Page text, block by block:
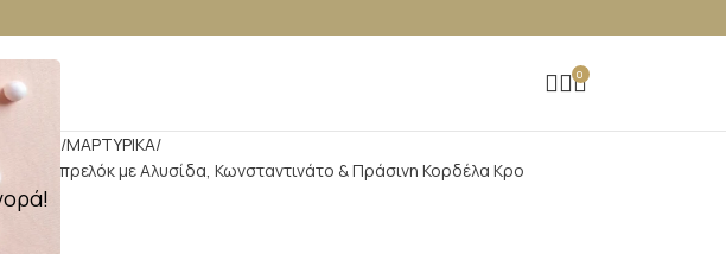
0
ΜΑΡΤΥΡΙΚΑ
Μπρελόκ με Αλυσίδα, Κωνσταντινάτο & Πράσινη Κορδέλα Κρο